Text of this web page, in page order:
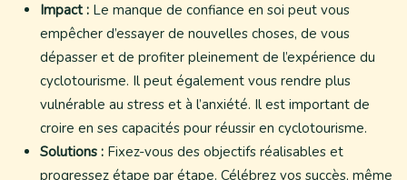
Impact : Le manque de confiance en soi peut vous
empêcher d’essayer de nouvelles choses, de vous
dépasser et de profiter pleinement de l’expérience du
cyclotourisme. Il peut également vous rendre plus
vulnérable au stress et à l’anxiété. Il est important de
croire en ses capacités pour réussir en cyclotourisme.
Solutions : Fixez-vous des objectifs réalisables et
progressez étape par étape. Célébrez vos succès, même